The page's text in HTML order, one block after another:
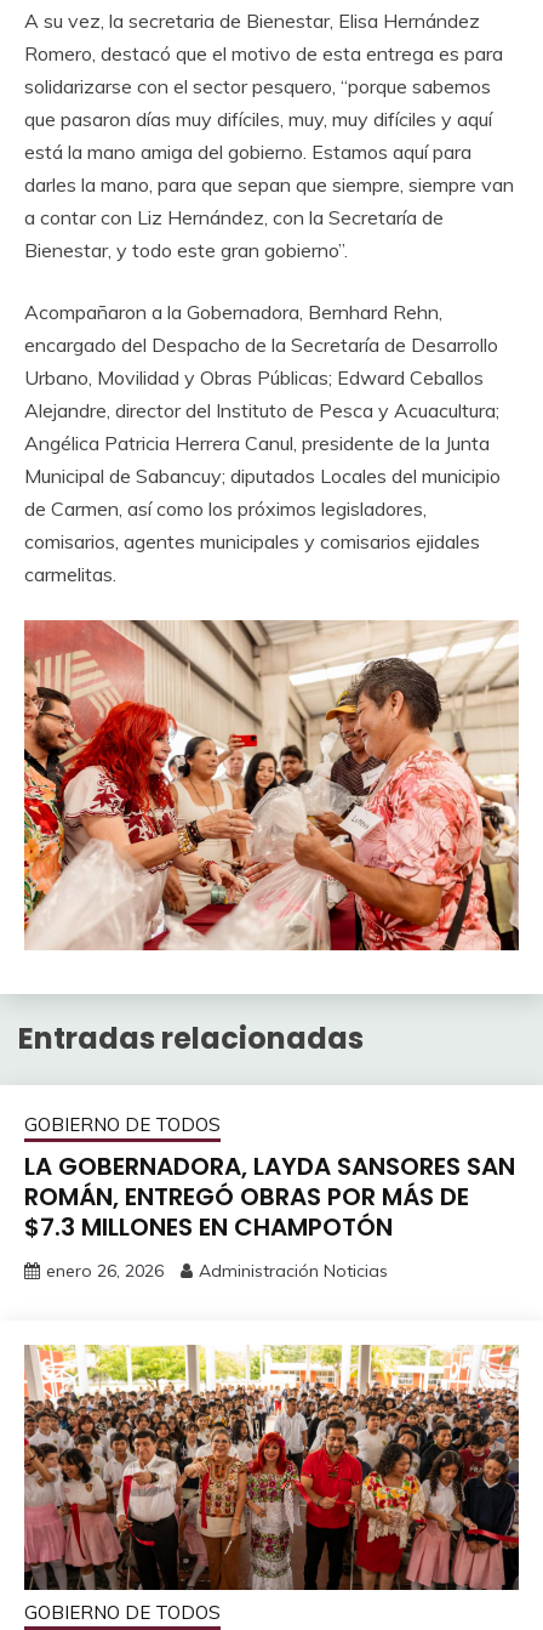
A su vez, la secretaria de Bienestar, Elisa Hernández
Romero, destacó que el motivo de esta entrega es para
solidarizarse con el sector pesquero, “porque sabemos
que pasaron días muy difíciles, muy, muy difíciles y aquí
está la mano amiga del gobierno. Estamos aquí para
darles la mano, para que sepan que siempre, siempre van
a contar con Liz Hernández, con la Secretaría de
Bienestar, y todo este gran gobierno”.
Acompañaron a la Gobernadora, Bernhard Rehn,
encargado del Despacho de la Secretaría de Desarrollo
Urbano, Movilidad y Obras Públicas; Edward Ceballos
Alejandre, director del Instituto de Pesca y Acuacultura;
Angélica Patricia Herrera Canul, presidente de la Junta
Municipal de Sabancuy; diputados Locales del municipio
de Carmen, así como los próximos legisladores,
comisarios, agentes municipales y comisarios ejidales
carmelitas.
Entradas relacionadas
GOBIERNO DE TODOS
LA GOBERNADORA, LAYDA SANSORES SAN
ROMÁN, ENTREGÓ OBRAS POR MÁS DE
$7.3 MILLONES EN CHAMPOTÓN
enero 26, 2026 Administración Noticias
GOBIERNO DE TODOS